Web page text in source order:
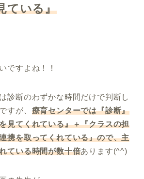
ている』
ですよね！！
診断のわずかな時間だけで判断し
すが、 療育センターでは『診断』
見てくれている』＋『クラスの担
携を取ってくれている』ので、主
ている時間が数十倍あります(^^)